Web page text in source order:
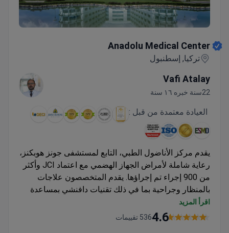
Anadolu Medical Center
تركيا, إسطنبول
Vafi Atalay
22سنة خبره ١٦ سنة
العيادة معتمدة من قبل :
يقدم مركز الأناضول الطبي، التابع لمستشفى جونز هوبكنز،
رعاية شاملة لأمراض الجهاز الهضمي مع اعتماد JCI وأكثر
من 900 إجراء تم إجراؤها. يقدم المتخصصون علاجات
بالمنظار وجراحية بما في ذلك تقنيات دافنشي بمساعدة
الروبوت.
تشمل التشخيصات تنظير المعدة، وتنظير القولون،
اقرأ المزيد
4.6536 تقييمات